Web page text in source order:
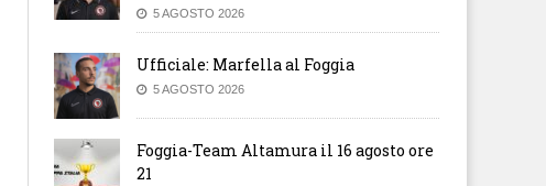
5 AGOSTO 2026
Ufficiale: Marfella al Foggia
5 AGOSTO 2026
Foggia-Team Altamura il 16 agosto ore
21